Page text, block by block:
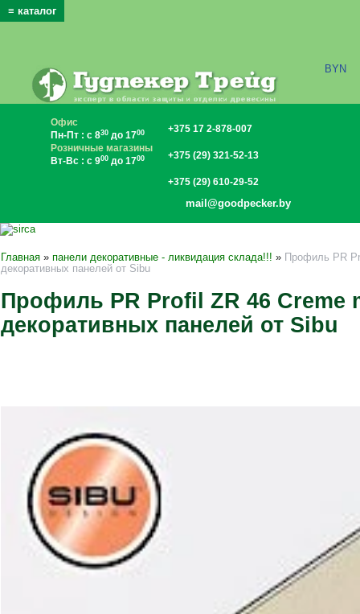
x
≡ каталог
BYN
Офис
Пн-Пт : с 830 до 1700
Розничные магазины
Вт-Вс : с 900 до 1700
+375 17 2-878-007
+375 (29) 321-52-13
+375 (29) 610-29-52
mail@goodpecker.by
Главная » панели декоративные - ликвидация склада!!! » Профиль PR
декоративных панелей от Sibu
Профиль PR Profil ZR 46 Creme
декоративных панелей от Sibu